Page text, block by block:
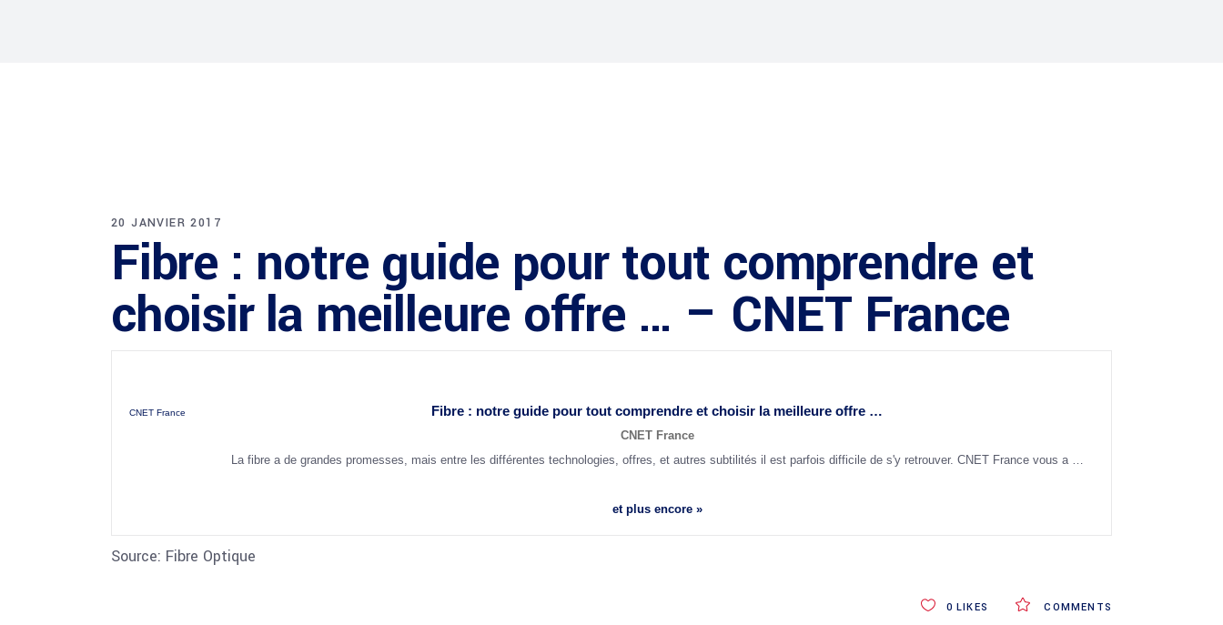
20 JANVIER 2017
Fibre : notre guide pour tout comprendre et
choisir la meilleure offre … – CNET France
CNET France Fibre : notre guide pour tout comprendre et choisir la meilleure offre …
CNET France
La fibre a de grandes promesses, mais entre les différentes technologies, offres, et autres subtilités il est parfois difficile de s'y retrouver. CNET France vous a …
et plus encore »
Source: Fibre Optique
COMMENTS
0 LIKES